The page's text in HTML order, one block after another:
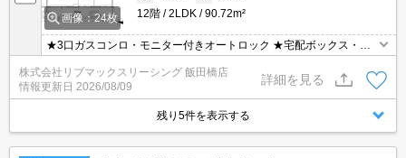
画像：24枚
12階
2LDK 90.72m²
★3口ガスコンロ・モニター付きオートロック ★宅配ボックス・浴
室乾燥機・温水洗浄便座 ★初期費用クレジットカード決済可能で
す！お気軽にお問合せ下さい。
株式会社リブマックスリーシング 飯田橋店
情報更新日 2026/08/09
詳細を見る
残り5件を表示する